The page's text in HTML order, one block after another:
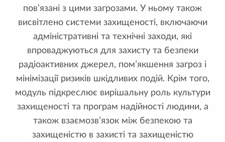
пов’язані з цими загрозами. У ньому також
висвітлено системи захищеності, включаючи
адміністративні та технічні заходи, які
впроваджуються для захисту та безпеки
радіоактивних джерел, пом’якшення загроз і
мінімізації ризиків шкідливих подій. Крім того,
модуль підкреслює вирішальну роль культури
захищеності та програм надійності людини, а
також взаємозв’язок між безпекою та
захищеністю в захисті та захищеністю